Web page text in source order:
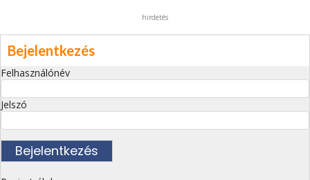
hirdetés
Bejelentkezés
Felhasználónév
Jelszó